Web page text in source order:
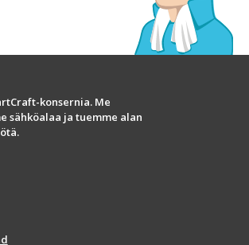
konsernia. Me
sähköalaa ja tuemme alan